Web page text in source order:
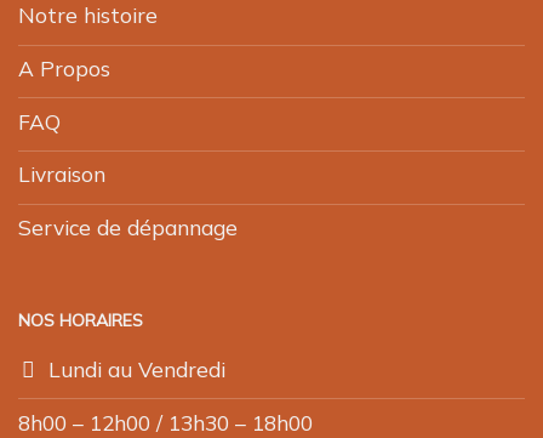
Notre histoire
A Propos
FAQ
Livraison
Service de dépannage
NOS HORAIRES
Lundi au Vendredi
8h00 – 12h00 / 13h30 – 18h00